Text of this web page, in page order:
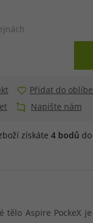
Přidat do
Napište nám
získáte 4 bodů do
tělo Aspire PockeX